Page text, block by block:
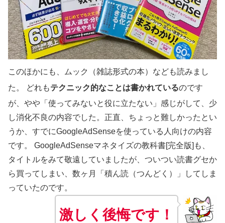
このほかにも、ムック（雑誌形式の本）なども読みまし
た。
どれもテクニック的なことは書かれているのです
が、やや「使ってみないと役に立たない」感じがして、少
し消化不良の内容でした。正直、ちょっと難しかったとい
うか、すでにGoogleAdSenseを使っている人向けの内容
です。 GoogleAdSenseマネタイズの教科書[完全版]も、
タイトルをみて敬遠していましたが、ついつい読書グセか
ら買ってしまい、数ヶ月「積ん読（つんどく）」してしま
っていたのです。
激しく後悔です！